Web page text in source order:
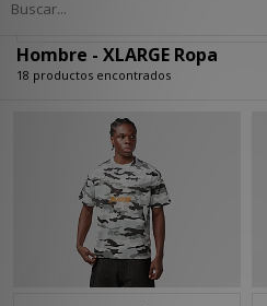
Hombre - XLARGE Ropa
18 productos encontrados